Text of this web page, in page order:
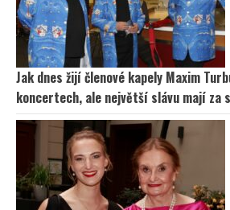
Jak dnes žijí členové kapely Maxim
koncertech, ale největší slávu mají za